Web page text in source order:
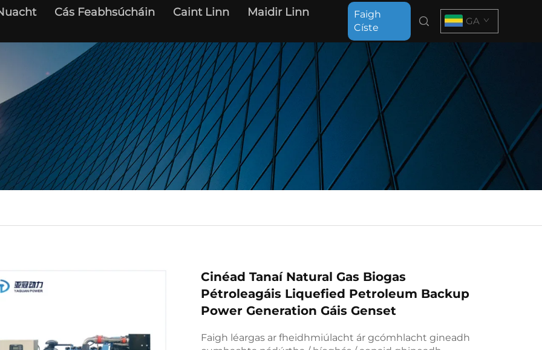
Cás Feabhsúcháin Caint Linn Maidir Linn
Faigh
Císte
GA
Cinéad Tanaí Natural Gas Biogas
Pétroleagáis Liquefied Petroleum Backup
Power Generation Gáis Genset
Faigh léargas ar fheidhmiúlacht ár gcómhlacht gineadh